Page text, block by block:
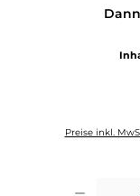
Preise inkl.
Produkt